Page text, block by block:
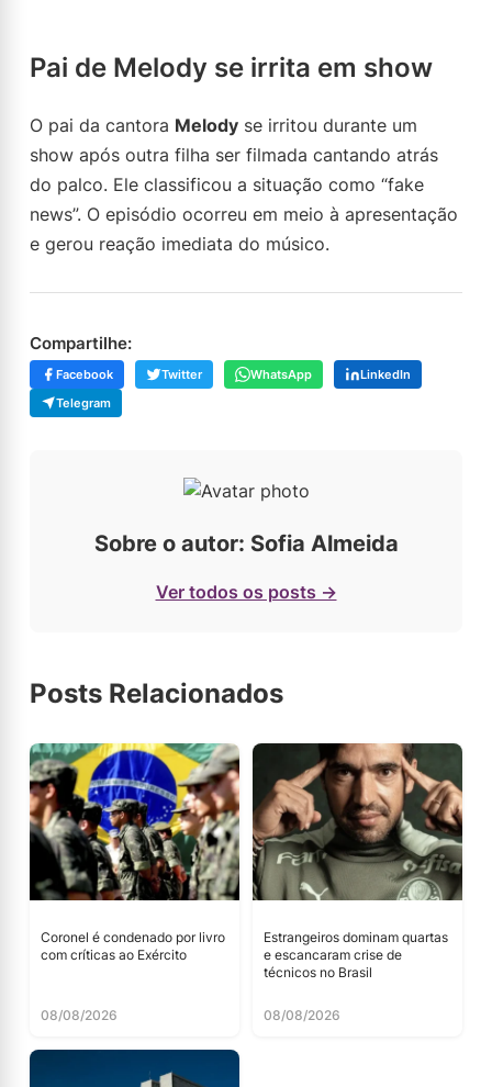
Pai de Melody se irrita em show
O pai da cantora Melody se irritou durante um
show após outra filha ser filmada cantando atrás
do palco. Ele classificou a situação como “fake
news”. O episódio ocorreu em meio à apresentação
e gerou reação imediata do músico.
Compartilhe:
Facebook Twitter WhatsApp
LinkedIn
Telegram
Sobre o autor: Sofia Almeida
Ver todos os posts →
Posts Relacionados
Coronel é condenado por livro
com críticas ao Exército
08/08/2026
Estrangeiros dominam quartas
e escancaram crise de
técnicos no Brasil
08/08/2026